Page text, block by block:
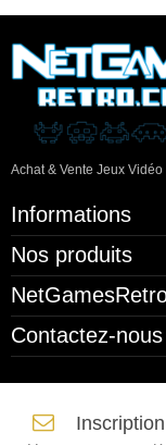
Achat & Vente Jeux
Informations
Nos produits
Contactez-nous